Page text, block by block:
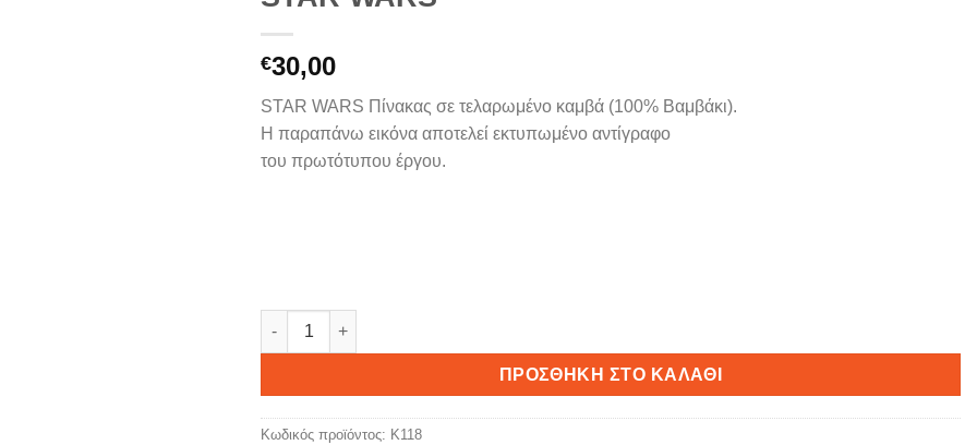
€30,00
STAR WARS Πίνακας σε τελαρωμένο καμβά (100% Βαμβάκι).
Η παραπάνω εικόνα αποτελεί εκτυπωμένο αντίγραφο
του πρωτότυπου έργου.
STAR WARS ποσότητα
ΠΡΟΣΘΉΚΗ ΣΤΟ ΚΑΛΆΘΙ
Κωδικός προϊόντος: K118